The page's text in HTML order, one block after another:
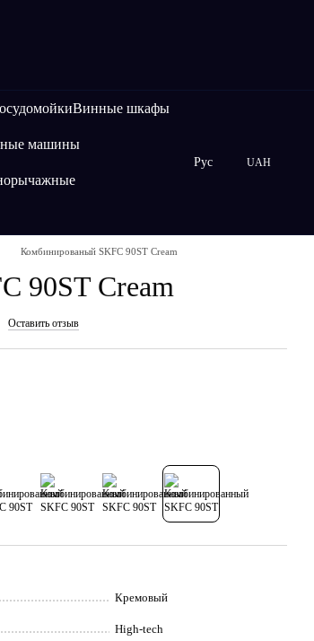
Винные шкафы
машины
Рус UAH
Комбинированый SKFC 90ST Cream
90ST Cream
Оставить отзыв
Кремовый
High-tech